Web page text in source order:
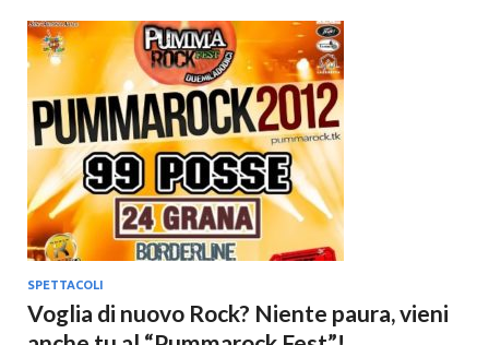
SPETTACOLI
Voglia di nuovo Rock? Niente paura, vieni